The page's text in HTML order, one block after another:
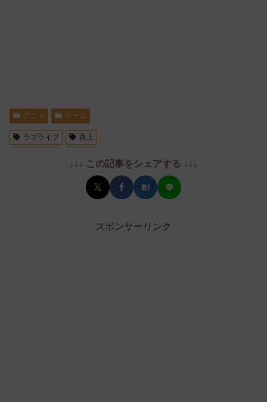
アニメ ゲーム
ラブライブ 炎上
↓↓↓ この記事をシェアする ↓↓↓
スポンサーリンク